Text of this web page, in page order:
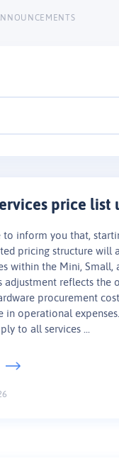
price list
inform you that,
pricing structure will
within the Mini, Small,
adjustment reflects the
procurement
in operational
to all services ...